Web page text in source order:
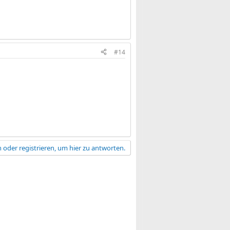
#14
oder registrieren, um hier zu antworten.